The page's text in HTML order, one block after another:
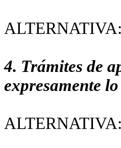
4. Trámites de
expresamente